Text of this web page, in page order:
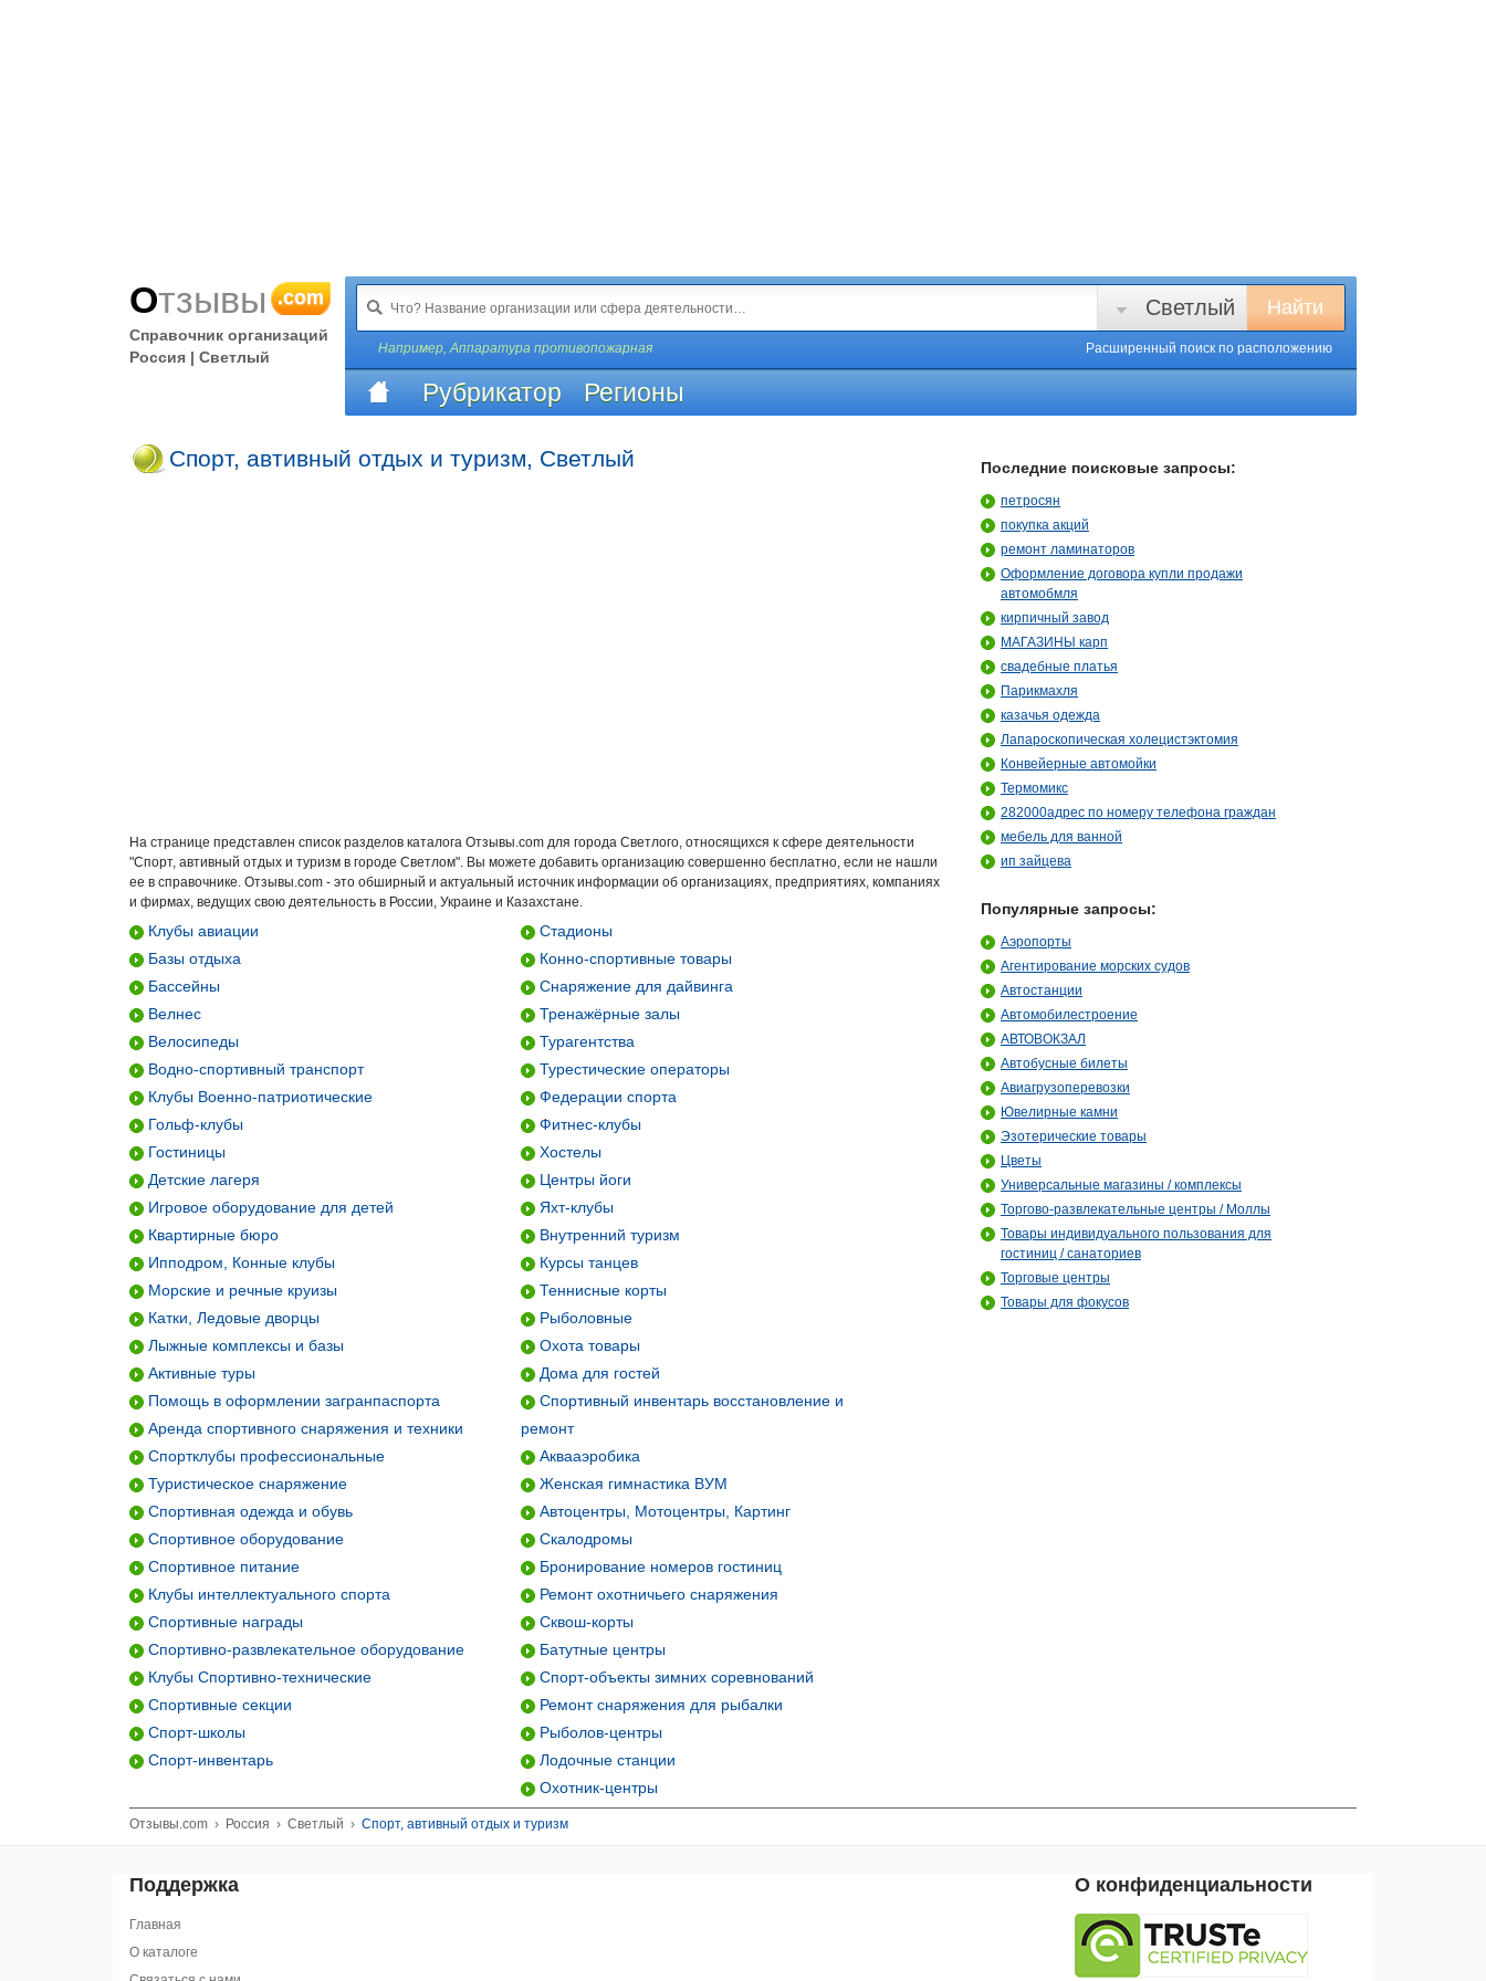
Отзывы .com
Справочник организаций
Россия | Светлый
Найти
Светлый
Например,Аппаратура противопожарная Расширенный поиск по расположению
Рубрикатор Регионы
Спорт, автивный отдых и туризм, Светлый
На странице представлен список разделов каталога Отзывы.com для города Светлого, относящихся к сфере деятельности
"Спорт, автивный отдых и туризм в городе Светлом". Вы можете добавить организацию совершенно бесплатно, если не нашли
ее в справочнике. Отзывы.com - это обширный и актуальный источник информации об организациях, предприятиях, компаниях
и фирмах, ведущих свою деятельность в России, Украине и Казахстане.
Клубы авиации
Базы отдыха
Бассейны
Велнес
Велосипеды
Водно-спортивный транспорт
Клубы Военно-патриотические
Гольф-клубы
Гостиницы
Детские лагеря
Игровое оборудование для детей
Квартирные бюро
Ипподром, Конные клубы
Морские и речные круизы
Катки, Ледовые дворцы
Лыжные комплексы и базы
Активные туры
Помощь в оформлении загранпаспорта
Аренда спортивного снаряжения и техники
Спортклубы профессиональные
Туристическое снаряжение
Спортивная одежда и обувь
Спортивное оборудование
Спортивное питание
Клубы интеллектуального спорта
Спортивные награды
Спортивно-развлекательное оборудование
Клубы Спортивно-технические
Спортивные секции
Спорт-школы
Спорт-инвентарь
Стадионы
Конно-спортивные товары
Снаряжение для дайвинга
Тренажёрные залы
Турагентства
Турестические операторы
Федерации спорта
Фитнес-клубы
Хостелы
Центры йоги
Яхт-клубы
Внутренний туризм
Курсы танцев
Теннисные корты
Рыболовные
Охота товары
Дома для гостей
Спортивный инвентарь восстановление и
ремонт
Аквааэробика
Женская гимнастика ВУМ
Автоцентры, Мотоцентры, Картинг
Скалодромы
Бронирование номеров гостиниц
Ремонт охотничьего снаряжения
Сквош-корты
Батутные центры
Спорт-объекты зимних соревнований
Ремонт снаряжения для рыбалки
Рыболов-центры
Лодочные станции
Охотник-центры
Последние поисковые запросы:
петросян
покупка акций
ремонт ламинаторов
Оформление договора купли продажи
автомобмля
кирпичный завод
МАГАЗИНЫ карп
свадебные платья
Парикмахля
казачья одежда
Лапароскопическая холецистэктомия
Конвейерные автомойки
Термомикс
282000адрес по номеру телефона граждан
мебель для ванной
ип зайцева
Популярные запросы:
Аэропорты
Агентирование морских судов
Автостанции
Автомобилестроение
АВТОВОКЗАЛ
Автобусные билеты
Авиагрузоперевозки
Ювелирные камни
Эзотерические товары
Цветы
Универсальные магазины / комплексы
Торгово-развлекательные центры / Моллы
Товары индивидуального пользования для
гостиниц / санаториев
Торговые центры
Товары для фокусов
Отзывы.com › Россия › Светлый › Спорт, автивный отдых и туризм
Поддержка
Главная
О каталоге
О конфиденциальности